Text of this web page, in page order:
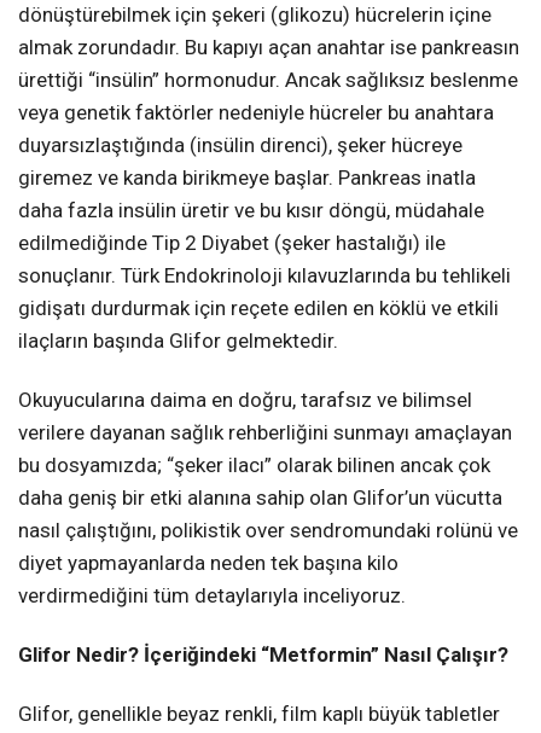
dönüştürebilmek için şekeri (glikozu) hücrelerin içine
almak zorundadır. Bu kapıyı açan anahtar ise pankreasın
ürettiği “insülin” hormonudur. Ancak sağlıksız beslenme
veya genetik faktörler nedeniyle hücreler bu anahtara
duyarsızlaştığında (insülin direnci), şeker hücreye
giremez ve kanda birikmeye başlar. Pankreas inatla
daha fazla insülin üretir ve bu kısır döngü, müdahale
edilmediğinde Tip 2 Diyabet (şeker hastalığı) ile
sonuçlanır. Türk Endokrinoloji kılavuzlarında bu tehlikeli
gidişatı durdurmak için reçete edilen en köklü ve etkili
ilaçların başında Glifor gelmektedir.
Okuyucularına daima en doğru, tarafsız ve bilimsel
verilere dayanan sağlık rehberliğini sunmayı amaçlayan
bu dosyamızda; “şeker ilacı” olarak bilinen ancak çok
daha geniş bir etki alanına sahip olan Glifor’un vücutta
nasıl çalıştığını, polikistik over sendromundaki rolünü ve
diyet yapmayanlarda neden tek başına kilo
verdirmediğini tüm detaylarıyla inceliyoruz.
Glifor Nedir? İçeriğindeki “Metformin” Nasıl Çalışır?
Glifor, genellikle beyaz renkli, film kaplı büyük tabletler